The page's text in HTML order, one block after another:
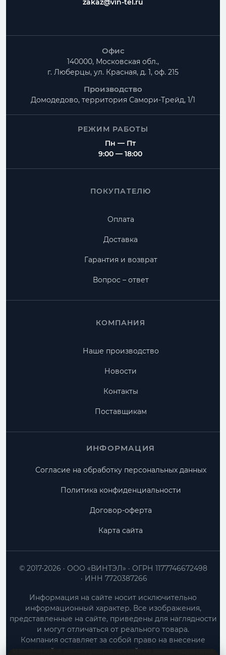
zakaz@vin-tel.ru
Офис
140000, Московская обл.,
г. Люберцы, ул. Красная, д. 1, оф. 215
Производство
Домодедово, территория Самори-Трейд, 1/1
РЕЖИМ РАБОТЫ
Пн — Пт
9:00 — 18:00
ПОКУПАТЕЛЮ
Оплата
Доставка
Гарантия и возврат
Вопрос – ответ
КОМПАНИЯ
Наше производство
Новости
Контакты
Поставщикам
ИНФОРМАЦИЯ
Согласие на обработку персональных данных
Политика конфиденциальности
Договор-оферта
Карта сайта
ООО «ВИНТЭЛ»
ОГРН 1177746672498
ИНН 7720387266
© 2017-2026
Информация на сайте носит исключительно
информационный характер. Все изображения,
представленные на сайте, приведены для наглядности
и могут отличаться от реального товара.
Компания оставляет за собой право на внесение
изменений в конструкцию, дизайн и характеристики